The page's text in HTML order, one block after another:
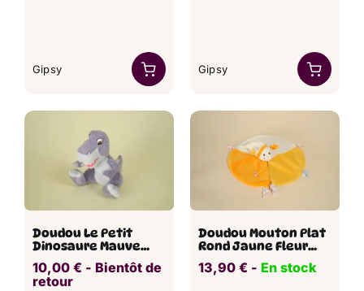
Gipsy Gipsy
Doudou Le Petit
Dinosaure Mauve
Violet Parme Gobeur
Chomper GIPSY 17 cm
10,00 € ​ - Bientôt de
retour
Doudou Mouton Plat
Rond Jaune Fleur
GIPSY
13,90 € ​​ - En stock